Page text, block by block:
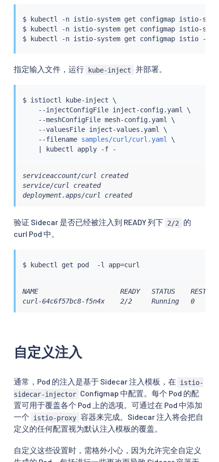
$ kubectl
-n istio-system get configmap istio-
$
kubectl
-n istio-system get configmap istio-
$
kubectl -n istio-system get configmap istio -o
指定输入文件，运行 kube-inject 并部署。
$ istioctl
kube-inject \
    --injectConfigFile inject-config.yaml \
    --meshConfigFile mesh-config.yaml \
    --valuesFile inject-values.yaml \
    --filename
samples/curl/curl.yaml
\
kubectl
serviceaccount/curl created
service/curl created
deployment.apps/curl created
验证 Sidecar 是否已经被注入到 READY 列下 2/2
的
curl Pod 中。
$ kubectl get pod  -l app=
NAME                     READY   STATUS
curl-64c6f57bc8-f5n4x    2/2     Running   0
自定义注入
通常，Pod 的注入是基于 Sidecar 注入模板，在
istio-
sidecar-injector Configmap 中配置。每个 Pod 的配
置可用于覆盖各个 Pod 上的选项。可通过在 Pod 中添加
一个
istio-proxy 容器来完成。Sidecar 注入将会把自
定义的任何配置视为默认注入模板的覆盖。
自定义这些设置时，需格外小心，因为允许完全自定义